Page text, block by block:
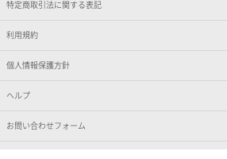
特定商取引法に関する表記
利用規約
個人情報保護方針
ヘルプ
お問い合わせフォーム